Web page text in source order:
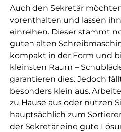
Auch den Sekretär
vorenthalten und lassen
einreihen. Dieser stammt
guten alten
kompakt in der Form und
kleinsten Raum –
garantieren dies. Jedoch
besonders klein aus.
zu Hause aus oder nutzen
hauptsächlich zum
der Sekretär eine gute